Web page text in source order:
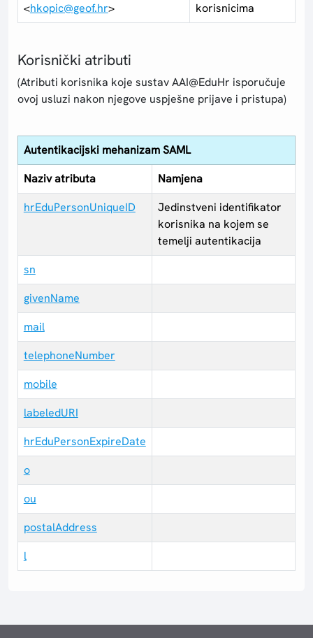
<hkopic@geof.hr>
korisnicima
Korisnički atributi
(Atributi korisnika koje sustav AAI@EduHr isporučuje
ovoj usluzi nakon njegove uspješne prijave i pristupa)
Autentikacijski mehanizam SAML
Naziv atributa
Namjena
hrEduPersonUniqueID
Jedinstveni identifikator
korisnika na kojem se
temelji autentikacija
sn
givenName
mail
telephoneNumber
mobile
labeledURI
hrEduPersonExpireDate
o
ou
postalAddress
l